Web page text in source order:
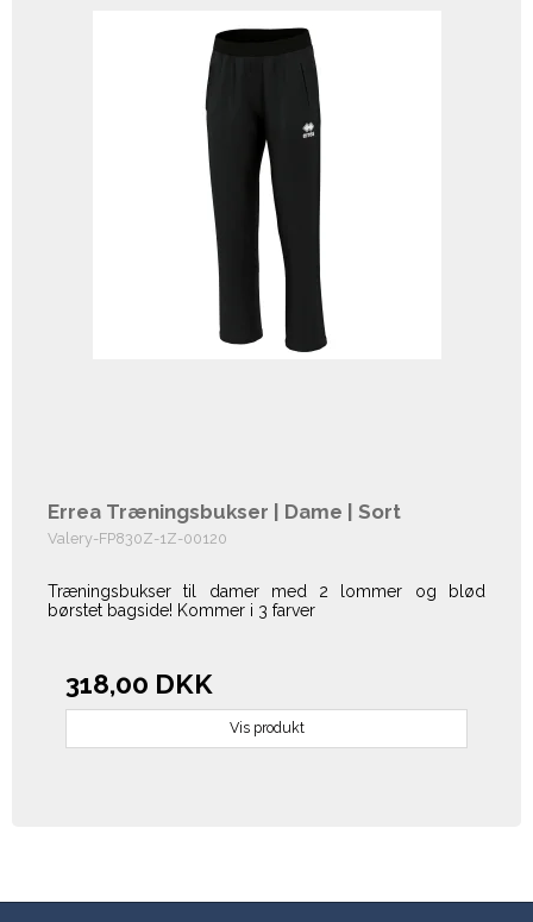
Errea Træningsbukser | Dame | Sort
Valery-FP830Z-1Z-00120
Træningsbukser til damer med 2 lommer og blød
børstet bagside! Kommer i 3 farver
318,00 DKK
Vis produkt